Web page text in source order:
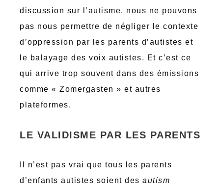
discussion sur l’autisme, nous ne pouvons
pas nous permettre de négliger le contexte
d’oppression par les parents d’autistes et
le balayage des voix autistes. Et c’est ce
qui arrive trop souvent dans des émissions
comme « Zomergasten » et autres
plateformes.
LE VALIDISME PAR LES PARENTS
Il n’est pas vrai que tous les parents
d’enfants autistes soient des autism